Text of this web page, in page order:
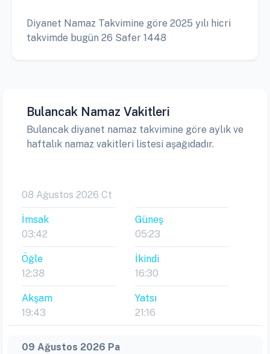
Diyanet Namaz Takvimine göre 2025 yılı hicri
takvimde bugün 26 Safer 1448
Bulancak Namaz Vakitleri
Bulancak diyanet namaz takvimine göre aylık ve
haftalık namaz vakitleri listesi aşağıdadır.
08 Ağustos 2026 Ct
İmsak
03:42
Güneş
05:23
Öğle
12:38
İkindi
16:30
Akşam
19:43
Yatsı
21:16
09 Ağustos 2026 Pa